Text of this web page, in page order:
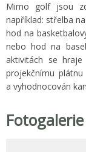
Mimo golf jsou
například: střelba
hod na
nebo hod na
aktivitách se
projekčnímu
a vyhodnocován
Fotogalerie